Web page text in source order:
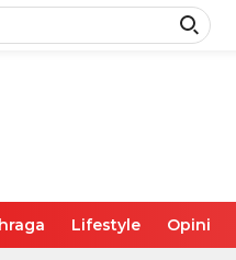
Lifestyle Opini